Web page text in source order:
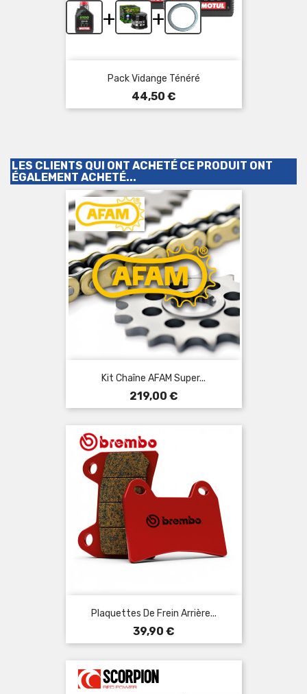
+ +
Pack Vidange Ténéré
Prix
44,50 €
LES CLIENTS QUI ONT ACHETÉ CE PRODUIT ONT
ÉGALEMENT ACHETÉ...
Kit Chaîne AFAM Super...
Prix
219,00 €
Plaquettes De Frein Arrière...
Prix
39,90 €